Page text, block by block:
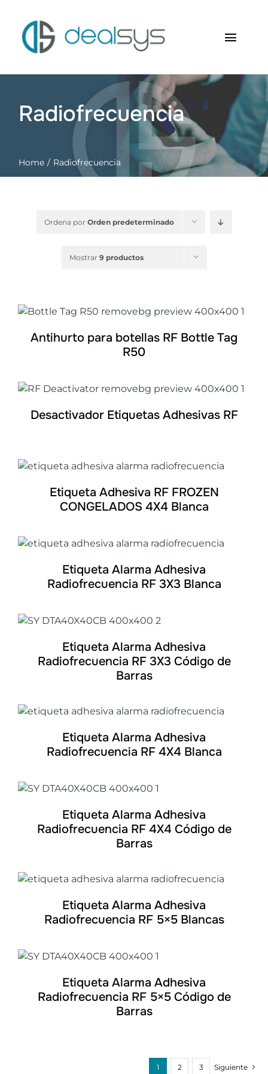
contenido
Quienes somos
RFID Soluciones
Radiofrecuencia
Home Radiofrecuencia
Ordena por Orden predeterminado
Mostrar 9 productos
DETALLES
Antihurto para botellas RF Bottle Tag
R50
DETALLES
Desactivador Etiquetas Adhesivas RF
DETALLES
Etiqueta Adhesiva RF FROZEN
CONGELADOS 4X4 Blanca
DETALLES
Etiqueta Alarma Adhesiva
Radiofrecuencia RF 3X3 Blanca
DETALLES
Etiqueta Alarma Adhesiva
Radiofrecuencia RF 3X3 Código de
Barras
DETALLES
Etiqueta Alarma Adhesiva
Radiofrecuencia RF 4X4 Blanca
DETALLES
Etiqueta Alarma Adhesiva
Radiofrecuencia RF 4X4 Código de
Barras
DETALLES
Etiqueta Alarma Adhesiva
Radiofrecuencia RF 5×5 Blancas
DETALLES
Etiqueta Alarma Adhesiva
Radiofrecuencia RF 5×5 Código de
Barras
1 2 3 Siguiente